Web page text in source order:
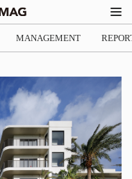
MANAGEMENT